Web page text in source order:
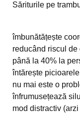
Săriturile pe
îmbunătățește
reducând riscul
până la 40% la
întărește
nu mai este o
înfrumusețează
mod distractiv